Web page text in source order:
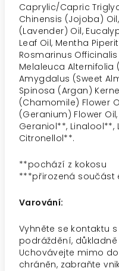
Caprylic/Capric
Chinensis (Jojoba)
(Lavender) Oil,
Leaf Oil, Mentha
Rosmarinus
Melaleuca Alternifolia
Amygdalus (Sweet
Spinosa (Argan)
(Chamomile) Flower
(Geranium) Flower
Geraniol**, Linalool**,
Citronellol**.
**pochází z kokosu
***přirozená součást
Varování:
Vyhněte se kontaktu
podráždění,
Uchovávejte mimo
chráněn, zabraňte